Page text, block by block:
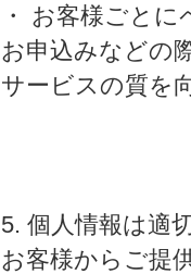
・ お客様ごと
お申込みなどの
サービスの質を
5. 個人情報は適
お客様からご提